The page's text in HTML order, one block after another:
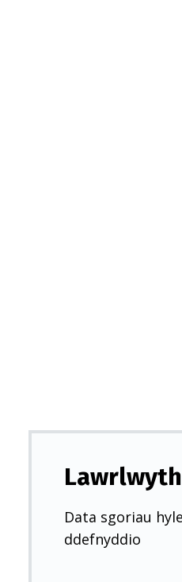
Data sgoriau
ddefnyddio